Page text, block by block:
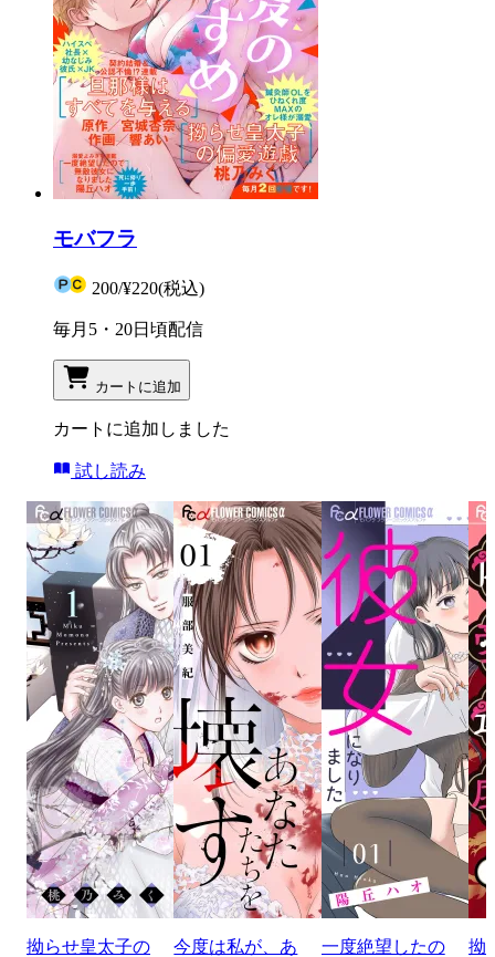
モバフラ
200/¥220(税込)
毎月5・20日頃配信
カートに追加
カートに追加しました
試し読み
拗らせ皇太子の 今度は私が、あ 一度絶望したの 拗